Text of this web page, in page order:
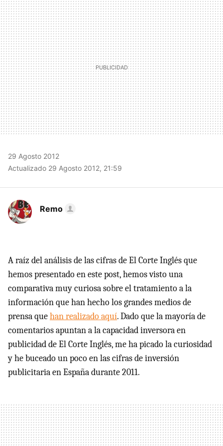
MAIL
29 Agosto 2012
Actualizado 29 Agosto 2012, 21:59
Remo
A raíz del análisis de las cifras de El Corte Inglés que
hemos presentado en este post, hemos visto una
comparativa muy curiosa sobre el tratamiento a la
información que han hecho los grandes medios de
prensa quehan realizado aquí. Dado que la mayoría de
comentarios apuntan a la capacidad inversora en
publicidad de El Corte Inglés, me ha picado la curiosidad
y he buceado un poco en las cifras de inversión
publicitaria en España durante 2011.